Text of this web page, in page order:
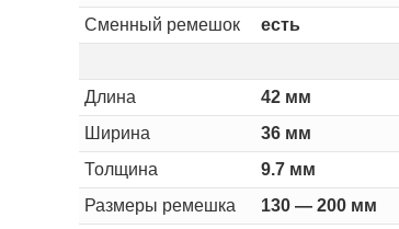
Сменный ремешок
есть
Длина
42 мм
Ширина
36 мм
Толщина
9.7 мм
Размеры ремешка
130 — 200 мм